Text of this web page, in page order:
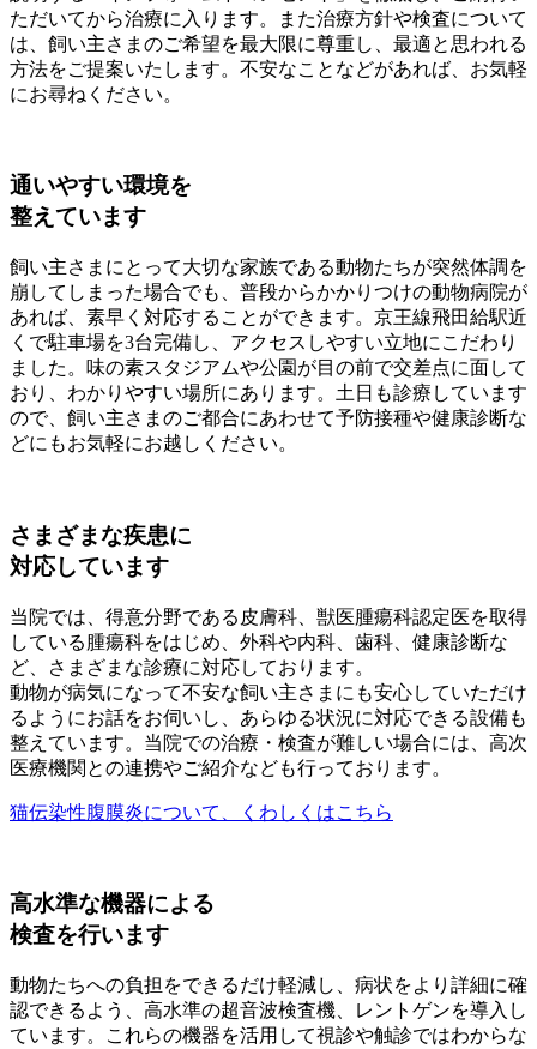
ただいてから治療に入ります。また治療方針や検査について
は、飼い主さまのご希望を最大限に尊重し、最適と思われる
方法をご提案いたします。不安なことなどがあれば、お気軽
にお尋ねください。
通いやすい環境を
整えています
飼い主さまにとって大切な家族である動物たちが突然体調を
崩してしまった場合でも、普段からかかりつけの動物病院が
あれば、素早く対応することができます。京王線飛田給駅近
くで駐車場を3台完備し、アクセスしやすい立地にこだわり
ました。味の素スタジアムや公園が目の前で交差点に面して
おり、わかりやすい場所にあります。土日も診療しています
ので、飼い主さまのご都合にあわせて予防接種や健康診断な
どにもお気軽にお越しください。
さまざまな疾患に
対応しています
当院では、得意分野である皮膚科、獣医腫瘍科認定医を取得
している腫瘍科をはじめ、外科や内科、歯科、健康診断な
ど、さまざまな診療に対応しております。
動物が病気になって不安な飼い主さまにも安心していただけ
るようにお話をお伺いし、あらゆる状況に対応できる設備も
整えています。当院での治療・検査が難しい場合には、高次
医療機関との連携やご紹介なども行っております。
猫伝染性腹膜炎について、くわしくはこちら
高水準な機器による
検査を行います
動物たちへの負担をできるだけ軽減し、病状をより詳細に確
認できるよう、高水準の超音波検査機、レントゲンを導入し
ています。これらの機器を活用して視診や触診ではわからな